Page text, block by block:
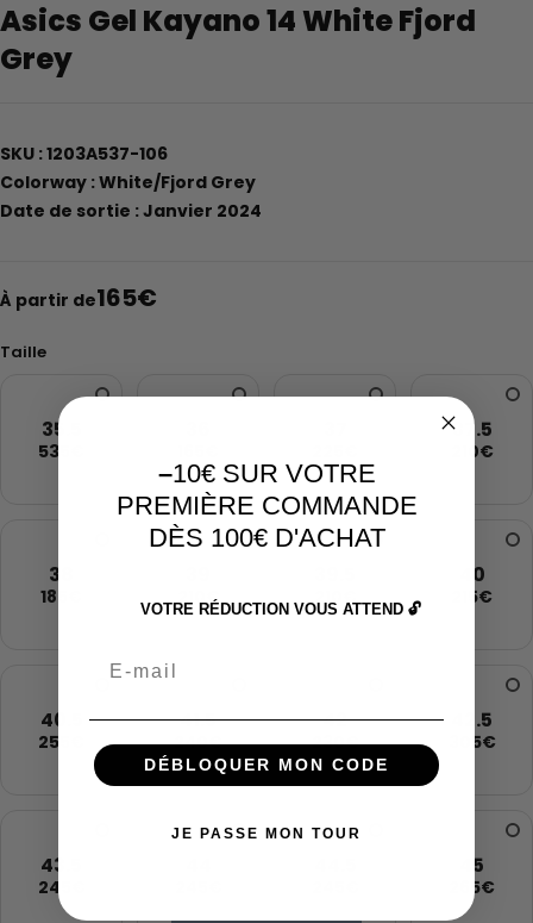
Asics Gel Kayano 14 White Fjord
Grey
SKU : 1203A537-106
Colorway : White/Fjord Grey
Date de sortie : Janvier 2024
À partir de165€
Taille
35.5
535€
37.5
210€
38
185€ 210€ 210€
40
215€
40.5
255€
41.5
240€
42
230€
42.5
305€
43.5
245€
45
265€
–10€ SUR VOTRE
PREMIÈRE COMMANDE
DÈS 100€ D'ACHAT
VOTRE RÉDUCTION VOUS ATTEND 🔓
DÉBLOQUER MON CODE
JE PASSE MON TOUR